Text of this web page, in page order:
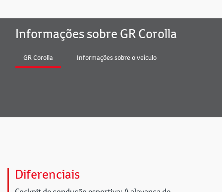
Informações sobre GR Corolla
GR Corolla Informações sobre o veículo
Diferenciais